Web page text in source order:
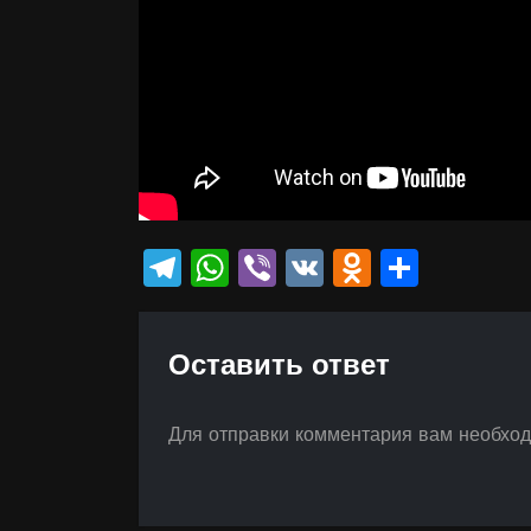
Telegram
WhatsApp
Viber
VK
Оставить ответ
Для отправки комментария вам